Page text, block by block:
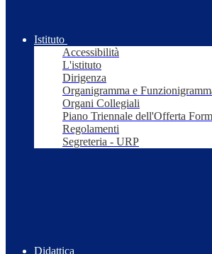
Istituto
Accessibilità
L'istituto
Dirigenza
Organigramma e
Organi Collegiali
Piano Triennale dell'Offerta
Regolamenti
Segreteria - URP
Didattica